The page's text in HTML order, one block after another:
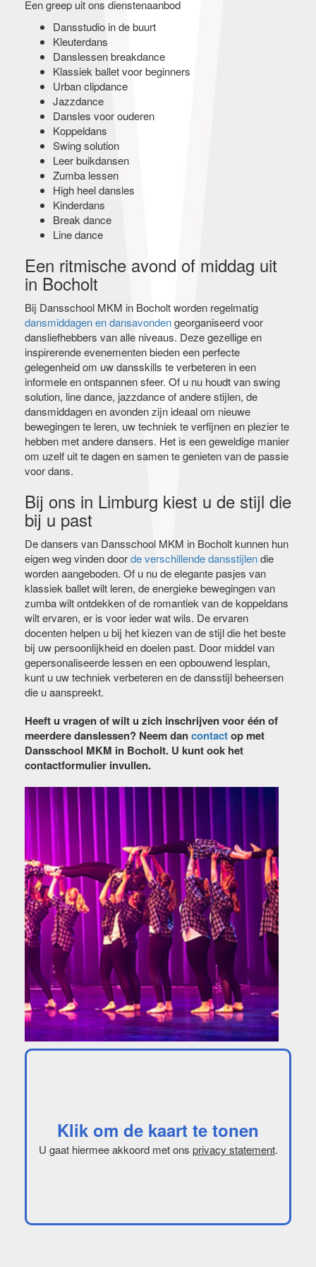
Een greep uit ons dienstenaanbod
Dansstudio in de buurt
Kleuterdans
Danslessen breakdance
Klassiek ballet voor beginners
Urban clipdance
Jazzdance
Dansles voor ouderen
Koppeldans
Swing solution
Leer buikdansen
Zumba lessen
High heel dansles
Kinderdans
Break dance
Line dance
Een ritmische avond of middag uit
in Bocholt
Bij Dansschool MKM in Bocholt worden regelmatig
dansmiddagen en dansavondengeorganiseerd voor
dansliefhebbers van alle niveaus. Deze gezellige en
inspirerende evenementen bieden een perfecte
gelegenheid om uw dansskills te verbeteren in een
informele en ontspannen sfeer. Of u nu houdt van swing
solution, line dance, jazzdance of andere stijlen, de
dansmiddagen en avonden zijn ideaal om nieuwe
bewegingen te leren, uw techniek te verfijnen en plezier te
hebben met andere dansers. Het is een geweldige manier
om uzelf uit te dagen en samen te genieten van de passie
voor dans.
Bij ons in Limburg kiest u de stijl die
bij u past
De dansers van Dansschool MKM in Bocholt kunnen hun
eigen weg vinden doorde verschillende dansstijlendie
worden aangeboden. Of u nu de elegante pasjes van
klassiek ballet wilt leren, de energieke bewegingen van
zumba wilt ontdekken of de romantiek van de koppeldans
wilt ervaren, er is voor ieder wat wils. De ervaren
docenten helpen u bij het kiezen van de stijl die het beste
bij uw persoonlijkheid en doelen past. Door middel van
gepersonaliseerde lessen en een opbouwend lesplan,
kunt u uw techniek verbeteren en de dansstijl beheersen
die u aanspreekt.
Heeft u vragen of wilt u zich inschrijven voor één of
meerdere danslessen? Neem dancontactop met
Dansschool MKM in Bocholt. U kunt ook het
contactformulier invullen.
Klik om de kaart te tonen
U gaat hiermee akkoord met ons privacy statement.